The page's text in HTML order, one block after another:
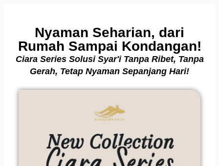
Nyaman Seharian, dari
Rumah Sampai Kondangan!
Ciara Series Solusi Syar'i Tanpa Ribet, Tanpa
Gerah, Tetap Nyaman Sepanjang Hari!